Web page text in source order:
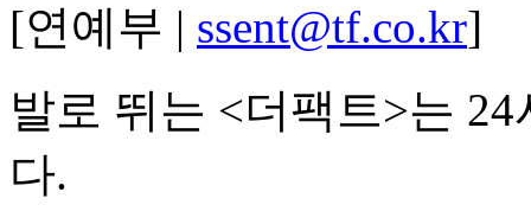
[연예부 | ssent@tf.co.kr]
발로 뛰는 <더팩트>는
다.